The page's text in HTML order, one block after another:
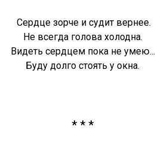
Сердце зорче и судит вернее.
Не всегда голова холодна.
Видеть сердцем пока не умею...
Буду долго стоять у окна.
* * *